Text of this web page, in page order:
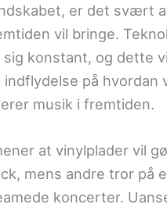
er det svært
vil bringe.
sig konstant, og dette
indflydelse på hvordan
musik i fremtiden.
at vinylplader vil
mens andre tror på
koncerter.